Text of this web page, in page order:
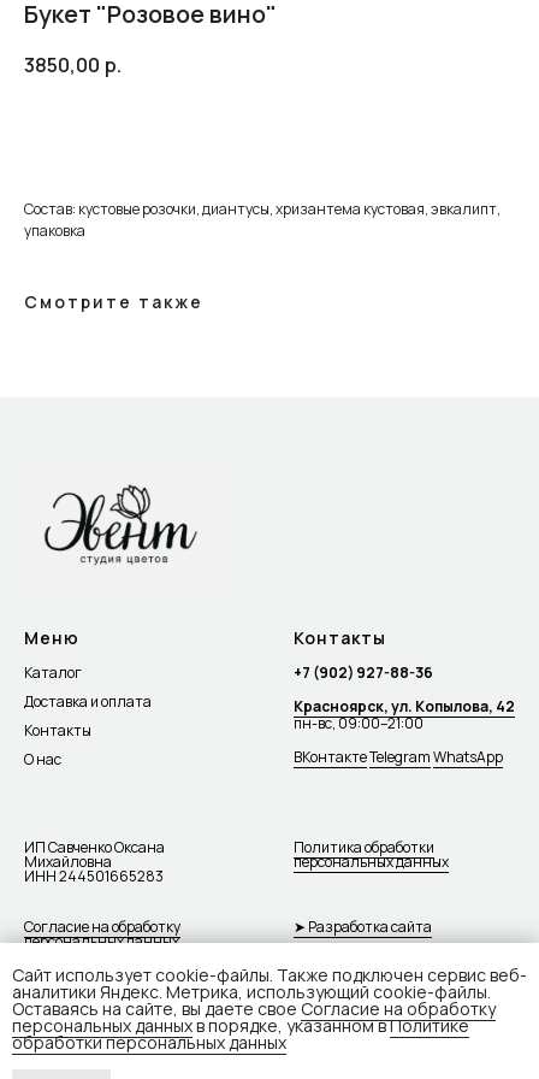
Букет "Розовое вино"
3850,00 р.
Состав: кустовые розочки, диантусы, хризантема кустовая, эвкалипт,
упаковка
Смотрите также
Сайт использует cookie-файлы. Также подключен сервис веб-
аналитики Яндекс. Метрика, использующий cookie-файлы.
Оставаясь на сайте, вы даете свое Согласие на обработку
персональных данныхв порядке, указанном вПолитике
обработки персональных данных
Меню
Каталог
Доставка и оплата
Контакты
О нас
Контакты
+7 (902) 927-88-36
Красноярск, ул. Копылова, 42
пн-вс, 09:00–21:00
ВКонтактеTelegramWhatsApp
ИП Савченко Оксана
Михайловна
ИНН 244501665283
Политика обработки
персональных данных
Согласие на обработку
персональных данных
➤ Разработка сайта